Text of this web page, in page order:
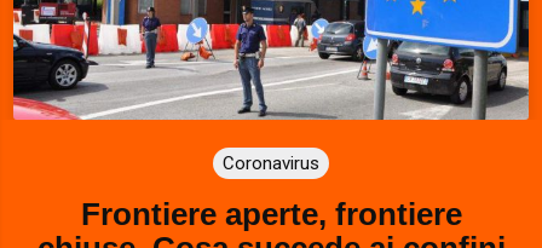
Coronavirus
Frontiere aperte, frontiere